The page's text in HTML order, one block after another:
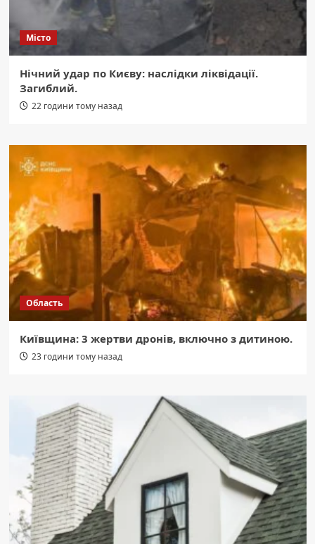
Місто
Нічний удар по Києву: наслідки ліквідації.
Загиблий.
22 години тому назад
Область
Київщина: 3 жертви дронів, включно з дитиною.
23 години тому назад